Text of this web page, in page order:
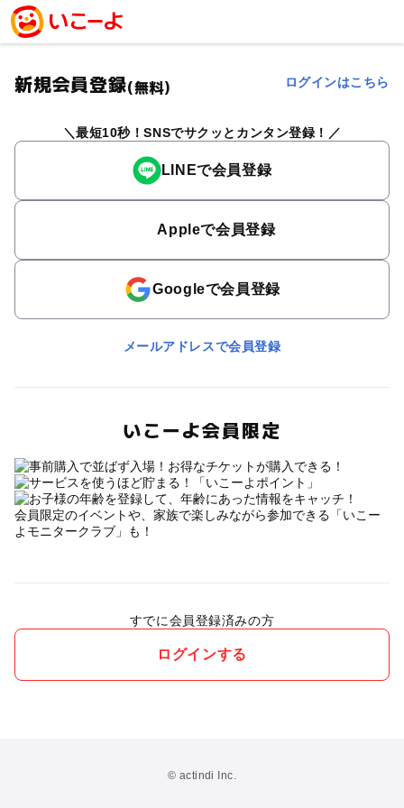
新規会員登録(無料) ログインはこちら
最短10秒！SNSでサクッとカンタン登録！
LINEで会員登録
Appleで会員登録
Googleで会員登録
メールアドレスで会員登録
いこーよ会員限定
会員限定のイベントや、家族で楽しみながら参加できる「いこー
よモニタークラブ」も！
すでに会員登録済みの方
ログインする
© actindi Inc.